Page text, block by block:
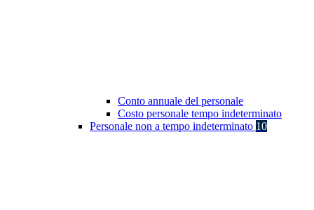
Conto annuale del personale
Costo personale tempo indeterminato
Personale non a tempo indeterminato 10